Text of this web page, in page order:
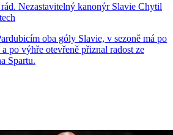
Nezastavitelný kanonýr Slavie Chytil
oba góly Slavie, v sezoně má po
po výhře otevřeně přiznal radost ze
Spartu.